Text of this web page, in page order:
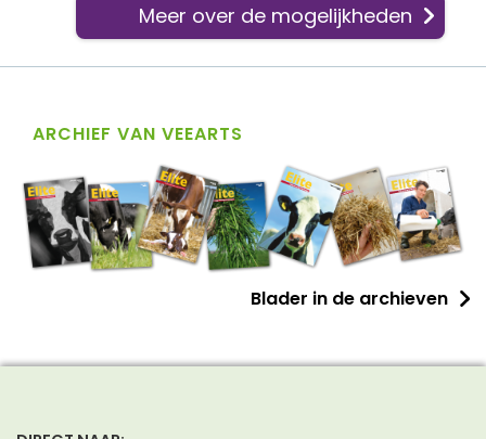
Meer over de mogelijkheden
ARCHIEF VAN VEEARTS
Blader in de archieven